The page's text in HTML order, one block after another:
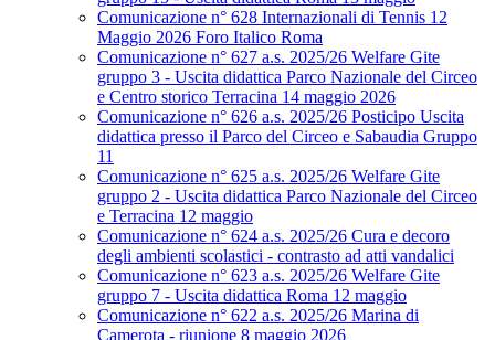
Comunicazione n° 628 Internazionali di Tennis 12
Maggio 2026 Foro Italico Roma
Comunicazione n° 627 a.s. 2025/26 Welfare Gite
gruppo 3 - Uscita didattica Parco Nazionale del Circeo
e Centro storico Terracina 14 maggio 2026
Comunicazione n° 626 a.s. 2025/26 Posticipo Uscita
didattica presso il Parco del Circeo e Sabaudia Gruppo
11
Comunicazione n° 625 a.s. 2025/26 Welfare Gite
gruppo 2 - Uscita didattica Parco Nazionale del Circeo
e Terracina 12 maggio
Comunicazione n° 624 a.s. 2025/26 Cura e decoro
degli ambienti scolastici - contrasto ad atti vandalici
Comunicazione n° 623 a.s. 2025/26 Welfare Gite
gruppo 7 - Uscita didattica Roma 12 maggio
Comunicazione n° 622 a.s. 2025/26 Marina di
Camerota - riunione 8 maggio 2026